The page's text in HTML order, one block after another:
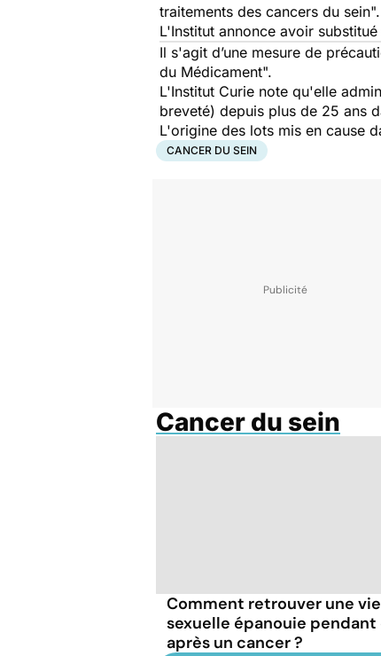
traitements des cancers du sein".
L'Institut annonce avoir
Il s'agit d’une mesure de
du Médicament".
L'Institut Curie note qu'elle
breveté) depuis plus de 25 ans
L'origine des lots mis en cause
CANCER DU SEIN
Cancer du sein
Comment retrouver une vie
sexuelle épanouie pendant
après un cancer ?